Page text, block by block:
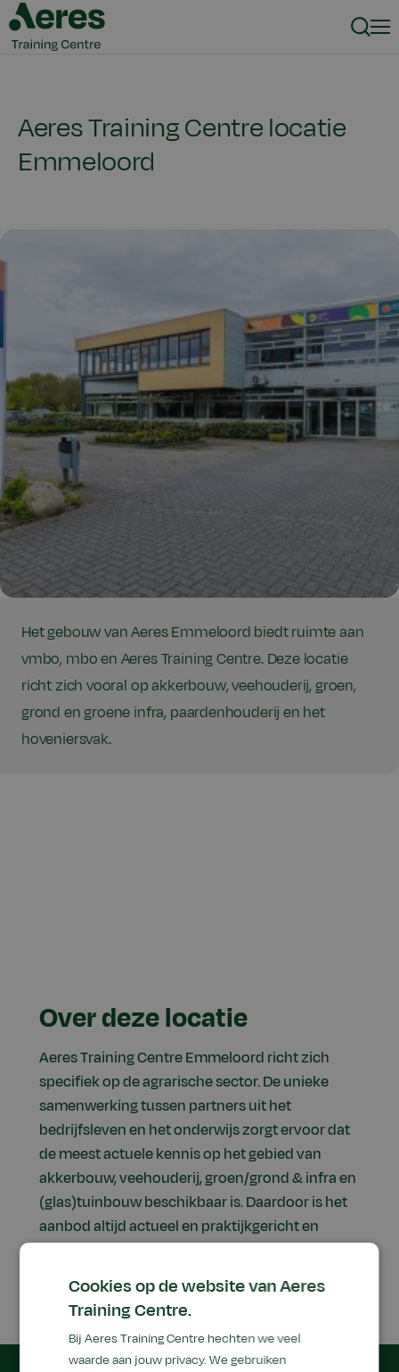
Aeres Training Centre locatie
Emmeloord
Het gebouw van Aeres Emmeloord biedt ruimte aan
vmbo, mbo en Aeres Training Centre. Deze locatie
richt zich vooral op akkerbouw, veehouderij, groen,
grond en groene infra, paardenhouderij en het
hoveniersvak.
Over deze locatie
Aeres Training Centre Emmeloord richt zich
specifiek op de agrarische sector. De unieke
samenwerking tussen partners uit het
bedrijfsleven en het onderwijs zorgt ervoor dat
de meest actuele kennis op het gebied van
akkerbouw, veehouderij, groen/grond & infra en
(glas)tuinbouw beschikbaar is. Daardoor is het
aanbod altijd actueel en praktijkgericht en
Cookies op de website van Aeres
Training Centre.
Bij Aeres Training Centre hechten we veel
waarde aan jouw privacy. We gebruiken